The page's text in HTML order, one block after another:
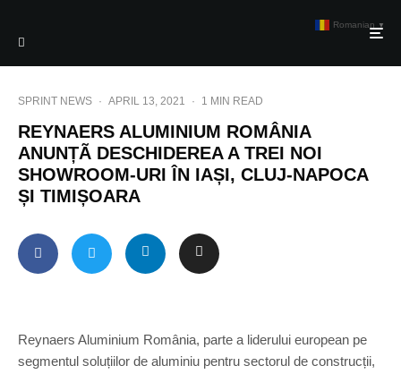
SPRINT NEWS · APRIL 13, 2021 · 1 MIN READ
REYNAERS ALUMINIUM ROMÂNIA
ANUNȚÃ DESCHIDEREA A TREI NOI
SHOWROOM-URI ÎN IAȘI, CLUJ-NAPOCA
ȘI TIMIȘOARA
Reynaers Aluminium România, parte a liderului european pe
segmentul soluțiilor de aluminiu pentru sectorul de construcții,
Romanian ▼